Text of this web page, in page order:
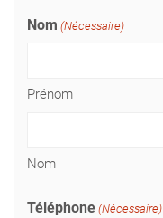
Nom (Nécessaire)
Prénom
Nom
Téléphone (Nécessaire)